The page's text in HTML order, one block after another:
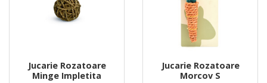
Jucarie Rozatoare
Minge Impletita
Jucarie Rozatoare
Morcov S